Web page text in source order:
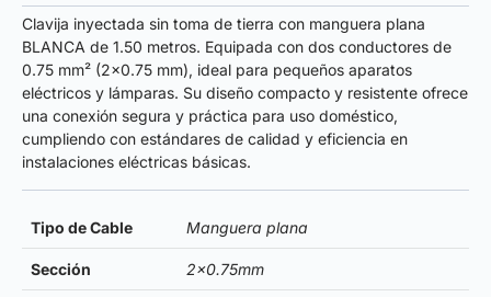
Clavija inyectada sin toma de tierra con manguera plana
BLANCA de 1.50 metros. Equipada con dos conductores de
0.75 mm² (2×0.75 mm), ideal para pequeños aparatos
eléctricos y lámparas. Su diseño compacto y resistente ofrece
una conexión segura y práctica para uso doméstico,
cumpliendo con estándares de calidad y eficiencia en
instalaciones eléctricas básicas.
Tipo de Cable Manguera plana
Sección 2×0.75mm